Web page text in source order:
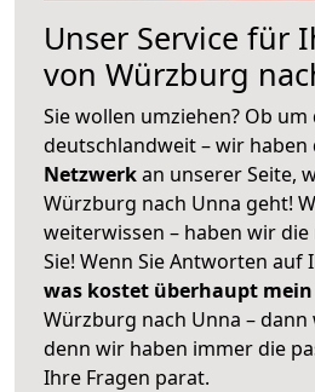
Unser Service für
von Würzburg
Sie wollen umziehen? Ob um
deutschlandweit – wir haben
Netzwerkan unserer Seite,
Würzburg nach Unna geht!
weiterwissen – haben wir
Sie! Wenn Sie Antworten auf
was kostet überhaupt mein
Würzburg nach Unna – dann
denn wir haben immer die
Ihre Fragen parat.